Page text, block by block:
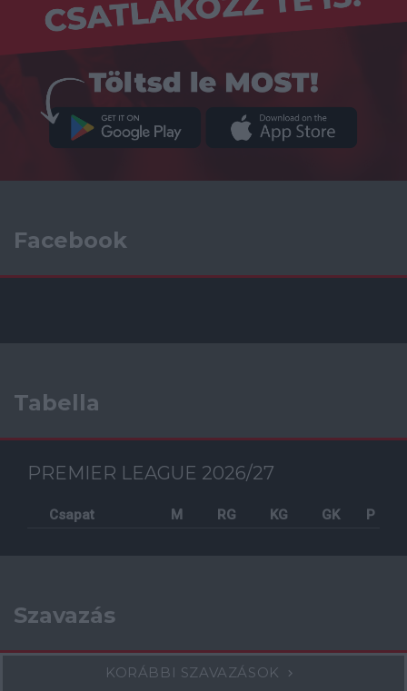
Facebook
Tabella
PREMIER LEAGUE 2026/27
Csapat M RG KG GK P
Szavazás
KORÁBBI SZAVAZÁSOK